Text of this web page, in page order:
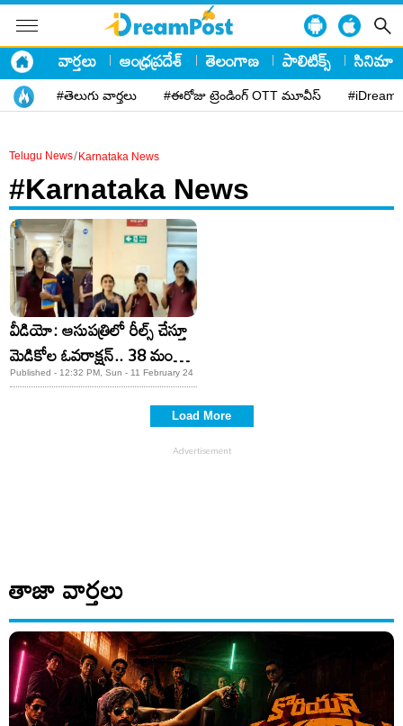
వార్తలు ఆంధ్రప్రదేశ్ తెలంగాణ పాలిటిక్స్ సినిమా
#తెలుగు వార్తలు #ఈరోజు ట్రెండింగ్ OTT మూవీస్
Telugu News/ Karnataka News
#Karnataka News
వీడియో: ఆసుపత్రిలో రీల్స్ చేస్తూ
మెడికోల ఓవరాక్షన్‌.. 38 మంది
సస్పెండ్‌
Published - 12:32 PM, Sun - 11 February 24
Load More
తాజా వార్తలు